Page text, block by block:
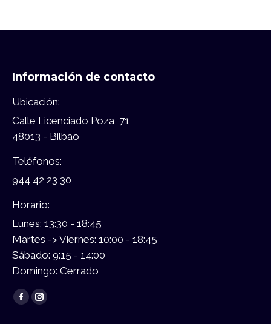
Información de contacto
Ubicación:
Calle Licenciado Poza, 71
48013 - Bilbao
Teléfonos:
944 42 23 30
Horario:
Lunes: 13:30 - 18:45
Martes -> Viernes: 10:00 - 18:45
Sábado: 9:15 - 14:00
Domingo: Cerrado
Encuéntranos en:
Facebook
Instagram